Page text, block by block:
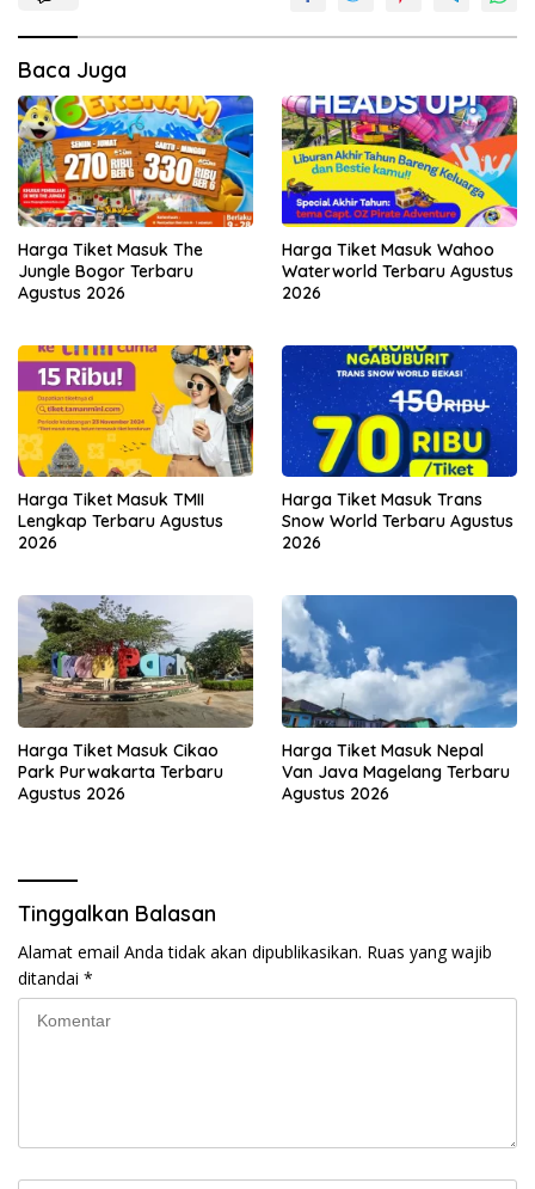
Baca Juga
Harga Tiket Masuk The
Jungle Bogor Terbaru
Agustus 2026
Harga Tiket Masuk Wahoo
Waterworld Terbaru Agustus
2026
Harga Tiket Masuk TMII
Lengkap Terbaru Agustus
2026
Harga Tiket Masuk Trans
Snow World Terbaru Agustus
2026
Harga Tiket Masuk Cikao
Park Purwakarta Terbaru
Agustus 2026
Harga Tiket Masuk Nepal
Van Java Magelang Terbaru
Agustus 2026
Tinggalkan Balasan
Alamat email Anda tidak akan dipublikasikan. Ruas yang wajib
ditandai *